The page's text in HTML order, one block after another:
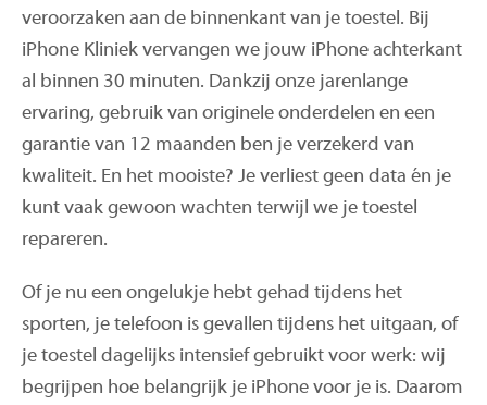
veroorzaken aan de binnenkant van je toestel. Bij
iPhone Kliniek vervangen we jouw iPhone achterkant
al binnen 30 minuten. Dankzij onze jarenlange
ervaring, gebruik van originele onderdelen en een
garantie van 12 maanden ben je verzekerd van
kwaliteit. En het mooiste? Je verliest geen data én je
kunt vaak gewoon wachten terwijl we je toestel
repareren.
Of je nu een ongelukje hebt gehad tijdens het
sporten, je telefoon is gevallen tijdens het uitgaan, of
je toestel dagelijks intensief gebruikt voor werk: wij
begrijpen hoe belangrijk je iPhone voor je is. Daarom